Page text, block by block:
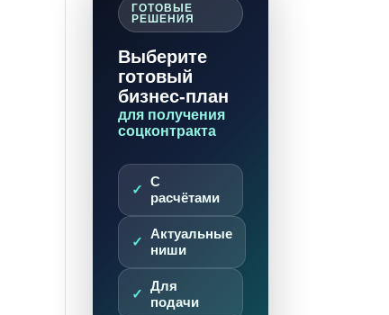
ГОТОВЫЕ
РЕШЕНИЯ
Выберите
готовый
бизнес-план
для получения
соцконтракта
С
расчётами
Актуальные
ниши
Для
подачи